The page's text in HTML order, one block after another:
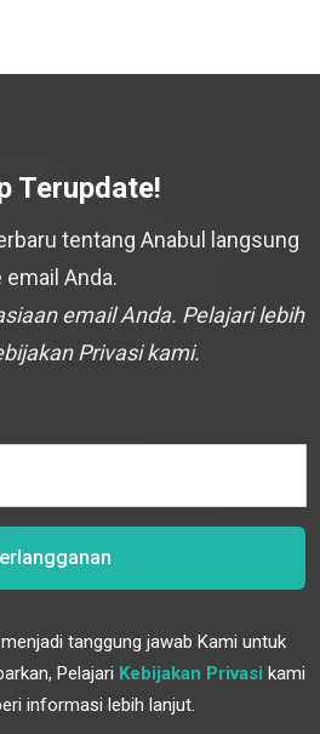
Terupdate!
tentang Anabul langsung
email Anda.
email Anda. Pelajari lebih
Privasi kami.
tanggung jawab Kami untuk
Pelajari Kebijakan Privasi kami
informasi lebih lanjut.